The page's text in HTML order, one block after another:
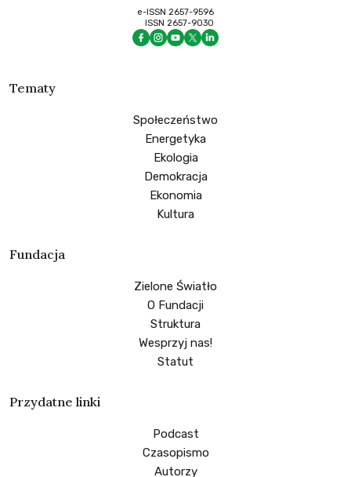
e-ISSN 2657-9596
ISSN 2657-9030
Tematy
Społeczeństwo
Energetyka
Ekologia
Demokracja
Ekonomia
Kultura
Fundacja
Zielone Światło
O Fundacji
Struktura
Wesprzyj nas!
Statut
Przydatne linki
Podcast
Czasopismo
Autorzy